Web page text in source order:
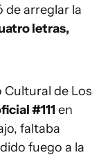
de arreglar la
letras,
Cultural de Los
#111 en
faltaba
fuego a la